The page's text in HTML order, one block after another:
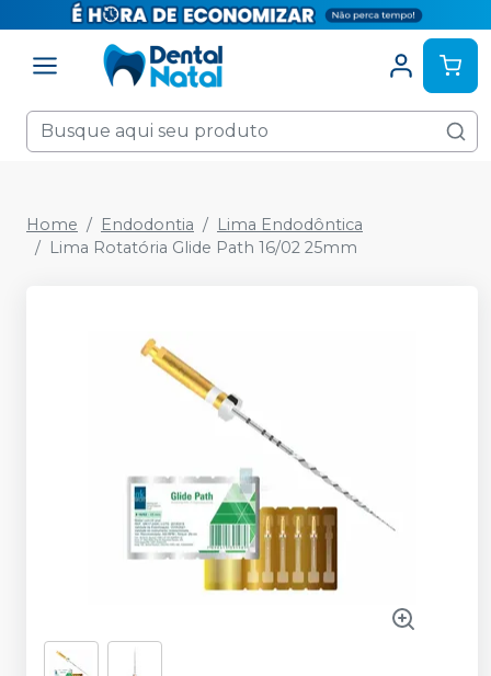
Home Endodontia
Lima Endodôntica
Lima Rotatória Glide Path 16/02 25mm